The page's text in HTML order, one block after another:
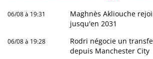
06/08 à 19:31
Maghnès Akliouche
jusqu'en 2031
06/08 à 19:28
Rodri négocie un
depuis Manchester City